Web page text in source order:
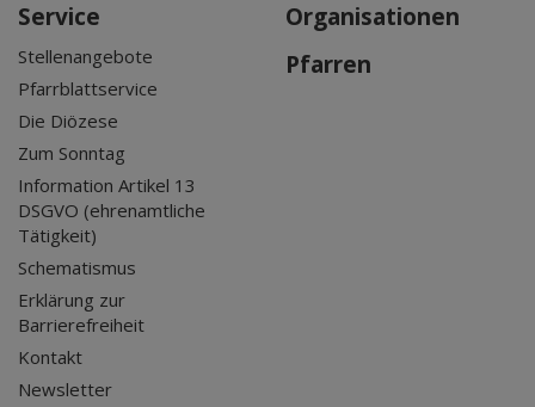
Service
Stellenangebote
Pfarrblattservice
Die Diözese
Zum Sonntag
Information Artikel 13
DSGVO (ehrenamtliche
Tätigkeit)
Schematismus
Erklärung zur
Barrierefreiheit
Kontakt
Newsletter
Organisationen
Pfarren